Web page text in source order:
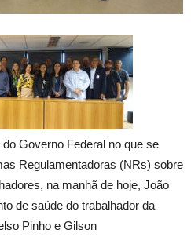
Governo Federal no que se
Regulamentadoras (NRs) sobre
na manhã de hoje, João
de saúde do trabalhador da
Pinho e Gilson